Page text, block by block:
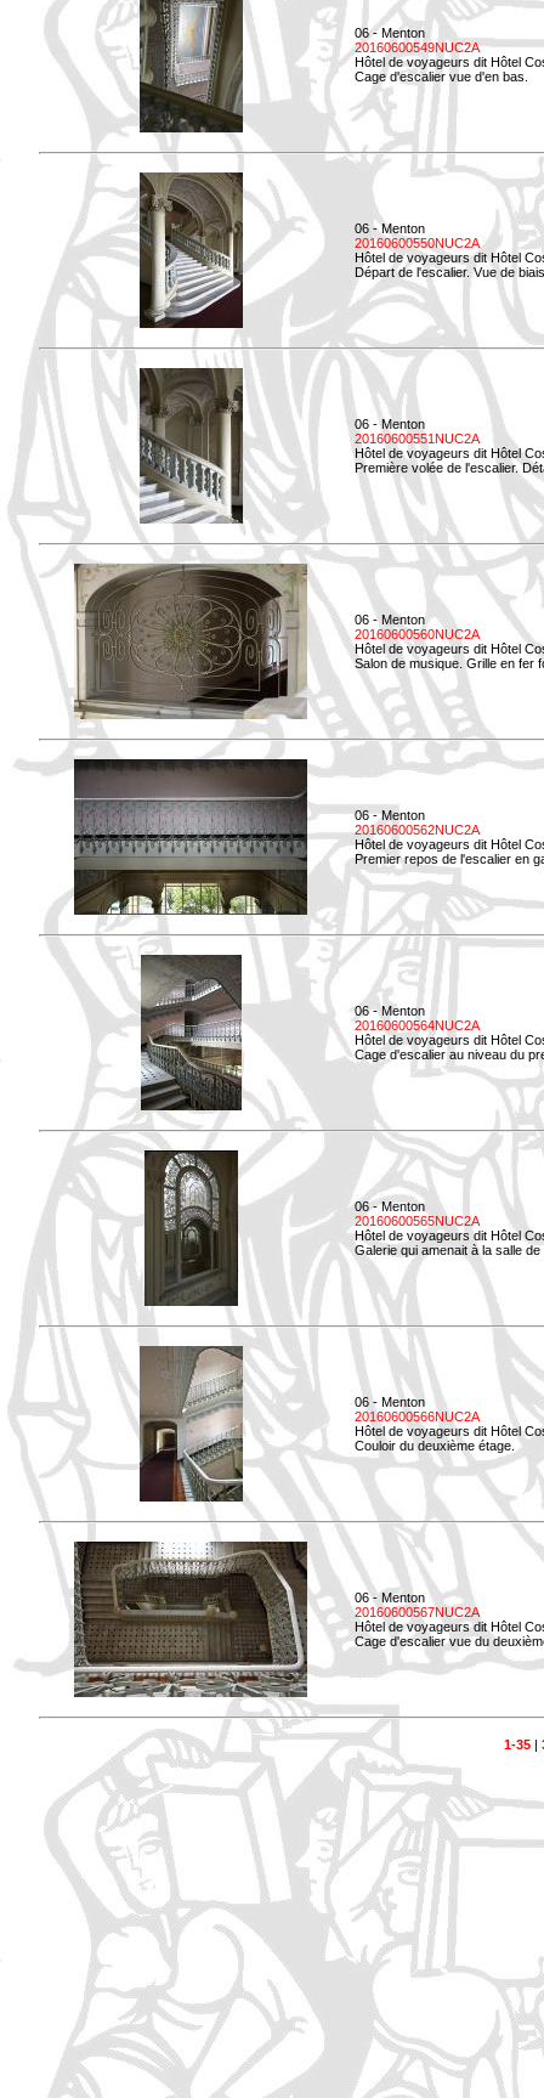
06 - Menton
20160600549NUC2A
Hôtel de voyageurs dit Hôtel
Cage d'escalier vue d'en bas.
06 - Menton
20160600550NUC2A
Hôtel de voyageurs dit Hôtel
Départ de l'escalier. Vue de
06 - Menton
20160600551NUC2A
Hôtel de voyageurs dit Hôtel
Première volée de l'escalier.
06 - Menton
20160600560NUC2A
Hôtel de voyageurs dit Hôtel
Salon de musique. Grille en fer
06 - Menton
20160600562NUC2A
Hôtel de voyageurs dit Hôtel
Premier repos de l'escalier en
06 - Menton
20160600564NUC2A
Hôtel de voyageurs dit Hôtel
Cage d'escalier au niveau du
06 - Menton
20160600565NUC2A
Hôtel de voyageurs dit Hôtel
Galerie qui amenait à la salle
06 - Menton
20160600566NUC2A
Hôtel de voyageurs dit Hôtel
Couloir du deuxième étage.
06 - Menton
20160600567NUC2A
Hôtel de voyageurs dit Hôtel
Cage d'escalier vue du
1-35|